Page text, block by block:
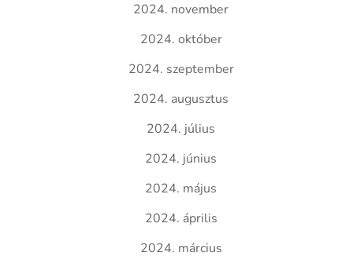
2024. november
2024. október
2024. szeptember
2024. augusztus
2024. július
2024. június
2024. május
2024. április
2024. március